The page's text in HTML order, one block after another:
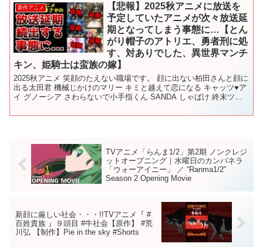
新作アニメ
【悲報】2025秋アニメに放送を
予定していたアニメが次々放送延
期となってしまう事態に…【とん
がり帽子のアトリエ、勇者刑に処
す、対ありでした、異世界マンチ
キン、姫騎士は蛮族の嫁】
2025秋アニメ 笑顔のたえない職場です。 顔に出ない柏田さんと顔に
出る太田君 機械じかけのマリー キミと越えて恋になる キャッツ♥ア
イ グノーシア さわらないで小手指くん SANDA しゃばけ 終末ツー
TVアニメ「らんま1/2」第2期 ノンクレジ
ットオープニング｜水曜日のカンパネラ
「ウォーアイニー」 ／ “Ranma1/2”
Season 2 Opening Movie
新顔に厳しい社会・・・!!TVアニメ『 #
百姓貴族 』９頭目 #牛社会【原作】 #荒
川弘 【制作】Pie in the sky #Shorts